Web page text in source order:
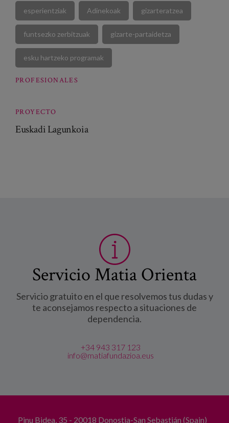
esperientziak Adinekoak gizarteratzea
funtsezko zerbitzuak gizarte-partaidetza
esku hartzeko programak
PROFESIONALES
PROYECTO
Euskadi Lagunkoia
Servicio Matia Orienta
Servicio gratuito en el que resolvemos tus dudas y
te aconsejamos respecto a situaciones de
dependencia.
+34 943 317 123
info@matiafundazioa.eus
Pinu Bidea, 35 - 20018 Donostia-San Sebastián (Spain)